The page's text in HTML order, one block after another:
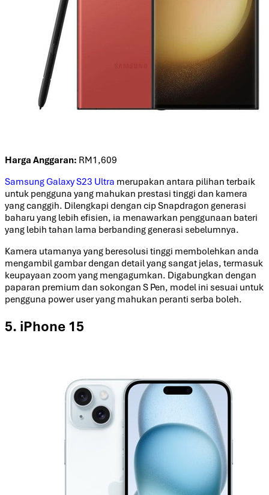
Harga Anggaran: RM1,609
Samsung Galaxy S23 Ultra merupakan antara pilihan terbaik
untuk pengguna yang mahukan prestasi tinggi dan kamera
yang canggih. Dilengkapi dengan cip Snapdragon generasi
baharu yang lebih efisien, ia menawarkan penggunaan bateri
yang lebih tahan lama berbanding generasi sebelumnya.
Kamera utamanya yang beresolusi tinggi membolehkan anda
mengambil gambar dengan detail yang sangat jelas, termasuk
keupayaan zoom yang mengagumkan. Digabungkan dengan
paparan premium dan sokongan S Pen, model ini sesuai untuk
pengguna power user yang mahukan peranti serba boleh.
5. iPhone 15